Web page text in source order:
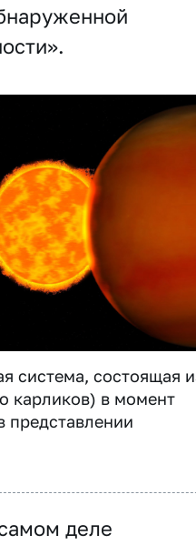
система, состоящая
карликов) в момент
представлении
деле